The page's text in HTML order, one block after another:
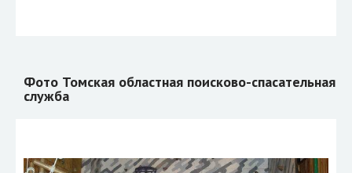
Фото Томская областная поисково-спасательная
служба